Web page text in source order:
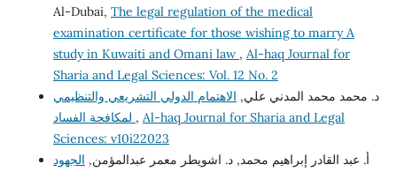
Al-Dubai, The legal regulation of the medical
examination certificate for those wishing to marry A
study in Kuwaiti and Omani law , Al-haq Journal for
Sharia and Legal Sciences: Vol. 12 No. 2
د. محمد محمد المدني علي, الاهتمام الدولي التشريعي والتنظيمي
, Al-haq Journal for Sharia and Legal
Sciences: v10i22023
أ. عبد القادر إبراهيم محمد, د. اشويطر معمر عبدالمؤمن, الجهود